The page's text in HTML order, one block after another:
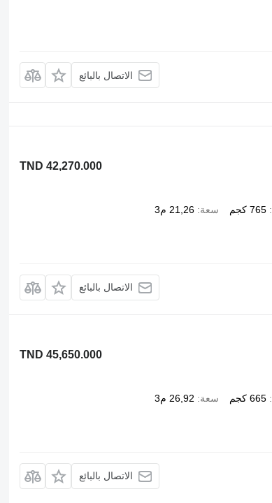
الاتصال بالبائع
TND 42,270.000
765 كجم سعة 21,26 م3
الاتصال بالبائع
TND 45,650.000
665 كجم سعة
26,92 م3
الاتصال بالبائع